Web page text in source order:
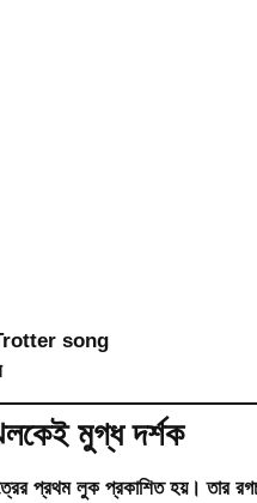
song
মুগ্ধ দর্শক
প্রথম লুকপ্রকাশিত হয়। তার